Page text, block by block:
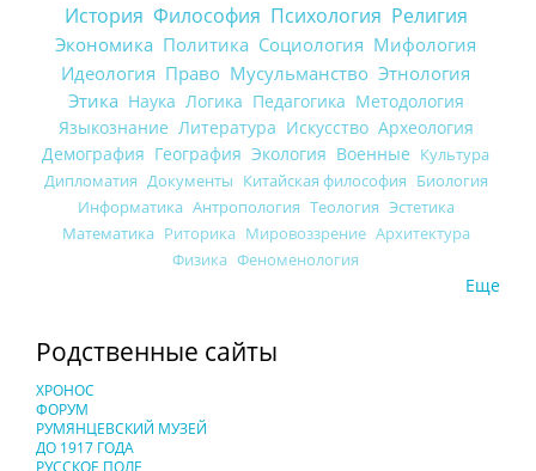
История Философия Психология Религия
Экономика Политика Социология Мифология
Идеология Право Мусульманство Этнология
Этика Наука Логика Педагогика Методология
Языкознание Литература Искусство Археология
Демография География Экология Военные Культура
Дипломатия Документы Китайская философия Биология
Информатика Антропология Теология Эстетика
Математика Риторика Мировоззрение Архитектура
Физика Феноменология
Еще
Родственные сайты
ХРОНОС
ФОРУМ
РУМЯНЦЕВСКИЙ МУЗЕЙ
ДО 1917 ГОДА
РУССКОЕ ПОЛЕ